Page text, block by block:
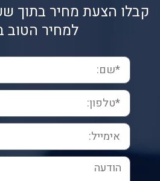
קבלו הצעת מחיר בתוך
למחיר הטוב